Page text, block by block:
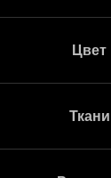
Цвет
Ткани